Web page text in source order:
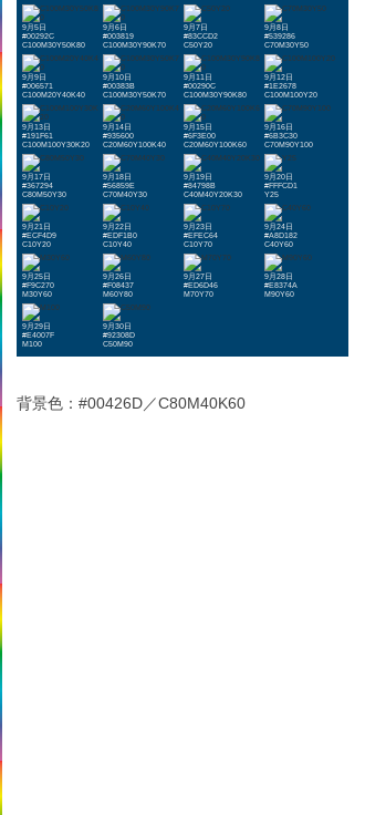
9月5日
#00292C
C100M30Y50K80
9月6日
#003819
C100M30Y90K70
9月7日
#83CCD2
C50Y20
9月8日
#539286
C70M30Y50
9月9日
#006571
C100M20Y40K40
9月10日
#00383B
C100M30Y50K70
9月11日
#00290C
C100M30Y90K80
9月12日
#1E2678
C100M100Y20
9月13日
#191F61
C100M100Y30K20
9月14日
#935600
C20M60Y100K40
9月15日
#6F3E00
C20M60Y100K60
9月16日
#6B3C30
C70M90Y100
9月17日
#367294
C80M50Y30
9月18日
#56859E
C70M40Y30
9月19日
#84798B
C40M40Y20K30
9月20日
#FFFCD1
Y25
9月21日
#ECF4D9
C10Y20
9月22日
#EDF1B0
C10Y40
9月23日
#EFEC64
C10Y70
9月24日
#A8D182
C40Y60
9月25日
#F9C270
M30Y60
9月26日
#F08437
M60Y80
9月27日
#ED6D46
M70Y70
9月28日
#E8374A
M90Y60
9月29日
#E4007F
M100
9月30日
#92308D
C50M90
背景色：#00426D／C80M40K60